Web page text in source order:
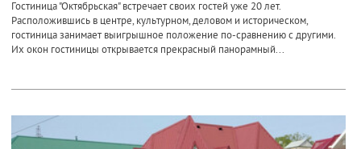
Гостиница "Октябрьская" встречает своих гостей уже 20 лет.
Расположившись в центре, культурном, деловом и историческом,
гостиница занимает выигрышное положение по-сравнению с другими.
Их окон гостиницы открывается прекрасный панорамный...